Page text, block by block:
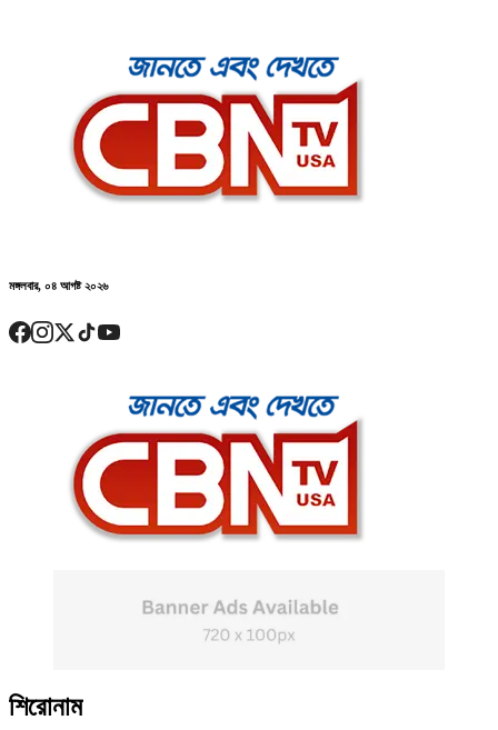
মঙ্গলবার, ০৪ আগষ্ট ২০২৬
শিরোনাম